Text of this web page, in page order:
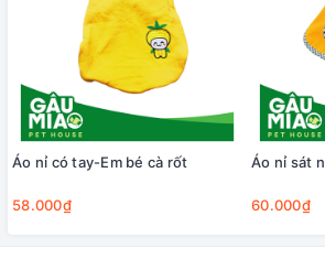
Áo nỉ có tay-Em bé cà rốt
58.000₫
Áo nỉ sát
60.000₫